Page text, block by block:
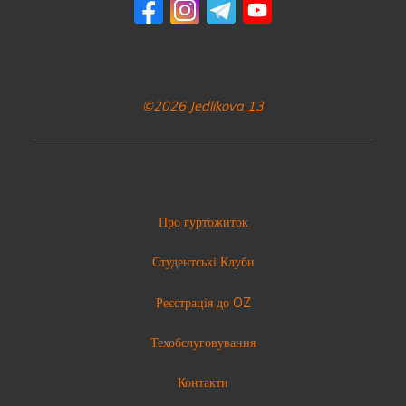
©2026 Jedlíkova 13
Про гуртожиток
Студентські Клуби
Реєстрація до OZ
Техобслуговування
Контакти